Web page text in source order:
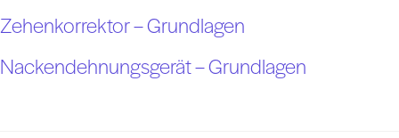
Zehenkorrektor – Grundlagen
Nackendehnungsgerät – Grundlagen